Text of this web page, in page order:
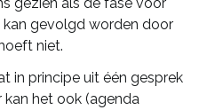
gevolgd worden door
niet.
in principe uit één gesprek
het ook (agenda